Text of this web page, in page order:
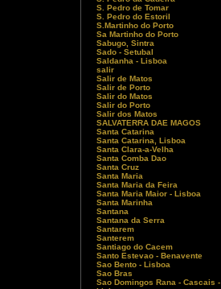
S. Pedro de Tomar
S. Pedro do Estoril
S.Martinho do Porto
Sa Martinho do Porto
Sabugo, Sintra
Sado - Setubal
Saldanha - Lisboa
salir
Salir de Matos
Salir de Porto
Salir do Matos
Salir do Porto
Salir dos Matos
SALVATERRA DAE MAGOS
Santa Catarina
Santa Catarina, Lisboa
Santa Clara-a-Velha
Santa Comba Dao
Santa Cruz
Santa Maria
Santa Maria da Feira
Santa Maria Maior - Lisboa
Santa Marinha
Santana
Santana da Serra
Santarem
Santerem
Santiago do Cacem
Santo Estevao - Benavente
Sao Bento - Lisboa
Sao Bras
Sao Domingos Rana - Cascais -